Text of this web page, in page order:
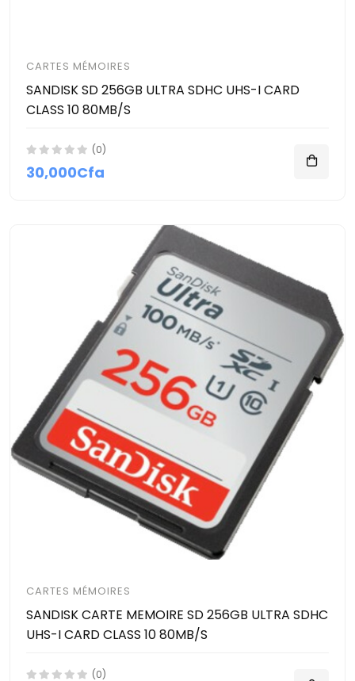
CARTES MÉMOIRES
SANDISK SD 256GB ULTRA SDHC UHS-I CARD
CLASS 10 80MB/S
(0)
30,000Cfa
CARTES MÉMOIRES
SANDISK CARTE MEMOIRE SD 256GB ULTRA SDHC
UHS-I CARD CLASS 10 80MB/S
(0)